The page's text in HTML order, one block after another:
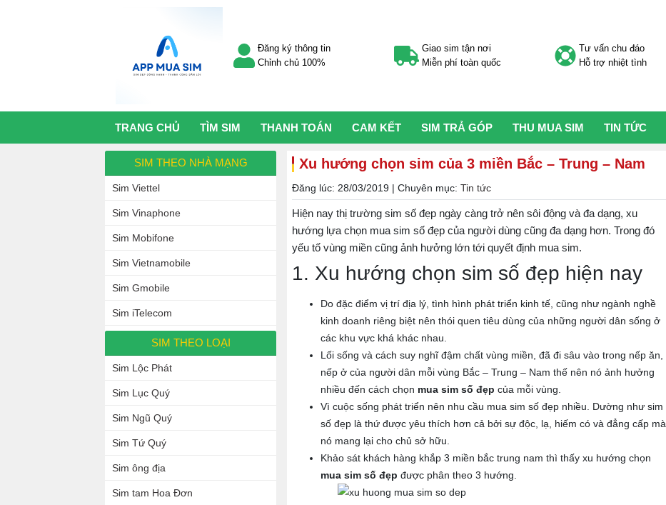
Đăng ký thông tin
Chỉnh chủ 100%
Giao sim tận nơi
Miễn phí toàn quốc
Tư vấn chu đáo
Hỗ trợ nhiệt tình
TRANG CHỦ TÌM SIM THANH TOÁN CAM KẾT SIM TRẢ GÓP THU MUA SIM TIN TỨC
Xu hướng chọn sim của 3 miền Bắc – Trung – Nam
Đăng lúc: 28/03/2019 | Chuyên mục: Tin tức
Hiện nay thị trường sim số đẹp ngày càng trở nên sôi động và đa dạng, xu
hướng lựa chọn mua sim số đẹp của người dùng cũng đa dạng hơn. Trong đó
yếu tố vùng miền cũng ảnh hưởng lớn tới quyết định mua sim.
1. Xu hướng chọn sim số đẹp hiện nay
Do đặc điểm vị trí địa lý, tình hình phát triển kinh tế, cũng như ngành nghề
kinh doanh riêng biệt nên thói quen tiêu dùng của những người dân sống ở
các khu vực khá khác nhau.
Lối sống và cách suy nghĩ đậm chất vùng miền, đã đi sâu vào trong nếp ăn,
nếp ở của người dân mỗi vùng Bắc – Trung – Nam thế nên nó ảnh hưởng
nhiều đến cách chọn mua sim số đẹp của mỗi vùng.
Vì cuộc sống phát triển nên nhu cầu mua sim số đẹp nhiều. Dường như sim
số đẹp là thứ được yêu thích hơn cả bởi sự độc, lạ, hiếm có và đẳng cấp mà
nó mang lại cho chủ sở hữu.
Khảo sát khách hàng khắp 3 miền bắc trung nam thì thấy xu hướng chọn
mua sim số đẹp được phân theo 3 hướng.
SIM THEO NHÀ MẠNG
Sim Viettel
Sim Vinaphone
Sim Mobifone
Sim Vietnamobile
Sim Gmobile
Sim iTelecom
SIM THEO LOẠI
Sim Lộc Phát
Sim Lục Quý
Sim Ngũ Quý
Sim Tứ Quý
Sim ông địa
Sim tam Hoa Đơn